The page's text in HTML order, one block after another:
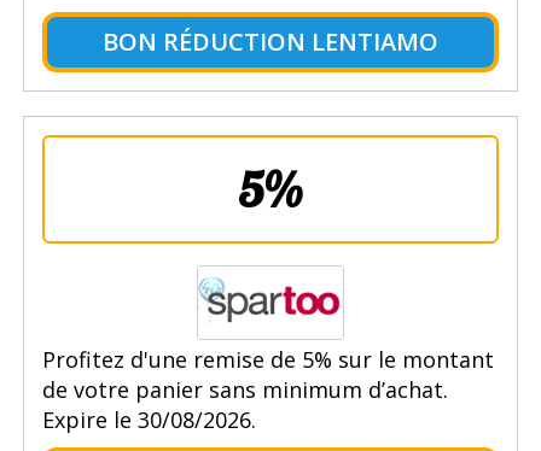
BON RÉDUCTION LENTIAMO
5%
Profitez d'une remise de 5% sur le montant
de votre panier sans minimum d’achat.
Expire le 30/08/2026.